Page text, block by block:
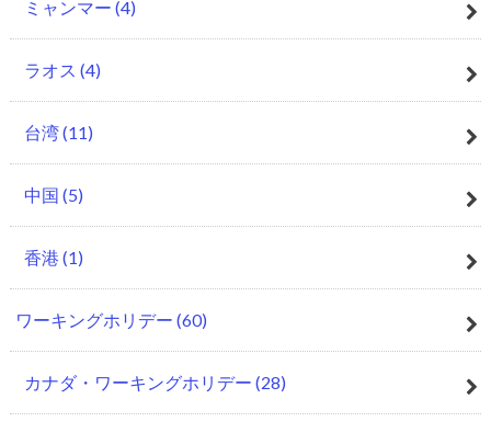
ミャンマー (4)
ラオス (4)
台湾(11)
中国 (5)
香港 (1)
ワーキングホリデー (60)
カナダ・ワーキングホリデー (28)